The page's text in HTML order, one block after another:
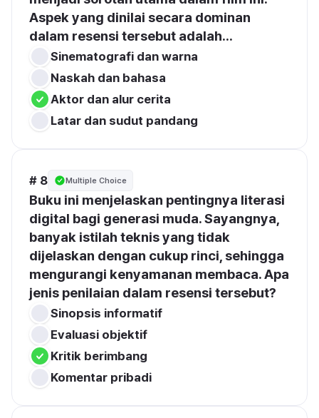
Aspek yang dinilai secara dominan
dalam resensi tersebut adalah...
Sinematografi dan warna
Naskah dan bahasa
Aktor dan alur cerita
Latar dan sudut pandang
# 8 Multiple Choice
Buku ini menjelaskan pentingnya literasi
digital bagi generasi muda. Sayangnya,
banyak istilah teknis yang tidak
dijelaskan dengan cukup rinci, sehingga
mengurangi kenyamanan membaca. Apa
jenis penilaian dalam resensi tersebut?
Sinopsis informatif
Evaluasi objektif
Kritik berimbang
Komentar pribadi